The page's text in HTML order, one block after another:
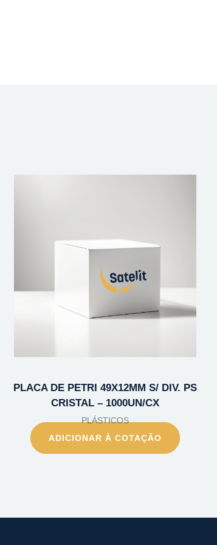
PLACA DE PETRI 49X12MM S/ DIV. PS
CRISTAL – 1000UN/CX
PLÁSTICOS
ADICIONAR À COTAÇÃO